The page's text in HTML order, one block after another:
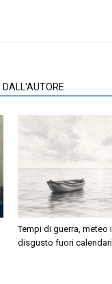
DALL'AUTORE
Tempi di guerra, meteo
disgusto fuori